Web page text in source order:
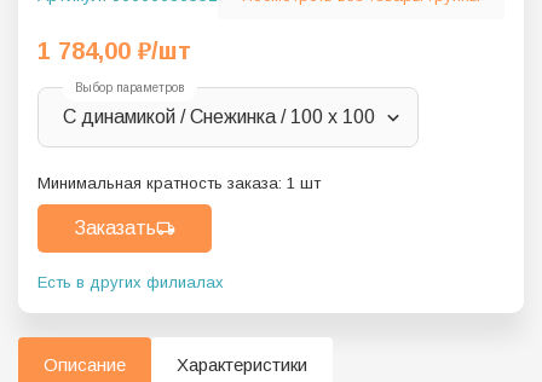
1 784,00 ₽/шт
Выбор параметров
С динамикой / Снежинка / 100 х 100
Минимальная кратность заказа: 1 шт
Заказать
Есть в других филиалах
Описание Характеристики